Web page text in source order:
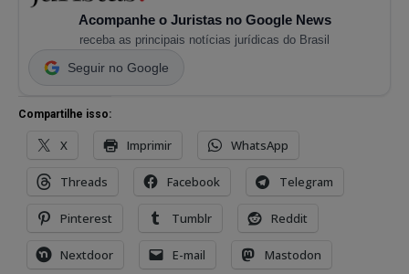
Acompanhe o Juristas no Google News
receba as principais notícias jurídicas do Brasil
Seguir no Google
Compartilhe isso:
X Imprimir WhatsApp
Threads Facebook Telegram
Pinterest Tumblr Reddit
Nextdoor E-mail Mastodon